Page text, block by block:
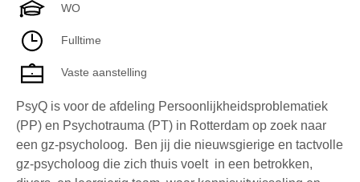
WO
Fulltime
Vaste aanstelling
PsyQ is voor de afdeling Persoonlijkheidsproblematiek
(PP) en Psychotrauma (PT) in Rotterdam op zoek naar
een gz-psycholoog. Ben jij die nieuwsgierige en tactvolle
gz-psycholoog die zich thuis voelt in een betrokken,